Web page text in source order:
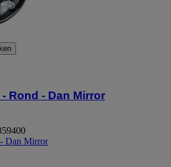
Rond - Dan Mirror
Dan Mirror